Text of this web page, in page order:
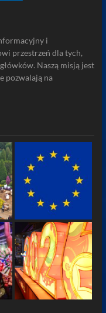
i
przestrzeń dla tych,
Naszą misją jest
pozwalają na